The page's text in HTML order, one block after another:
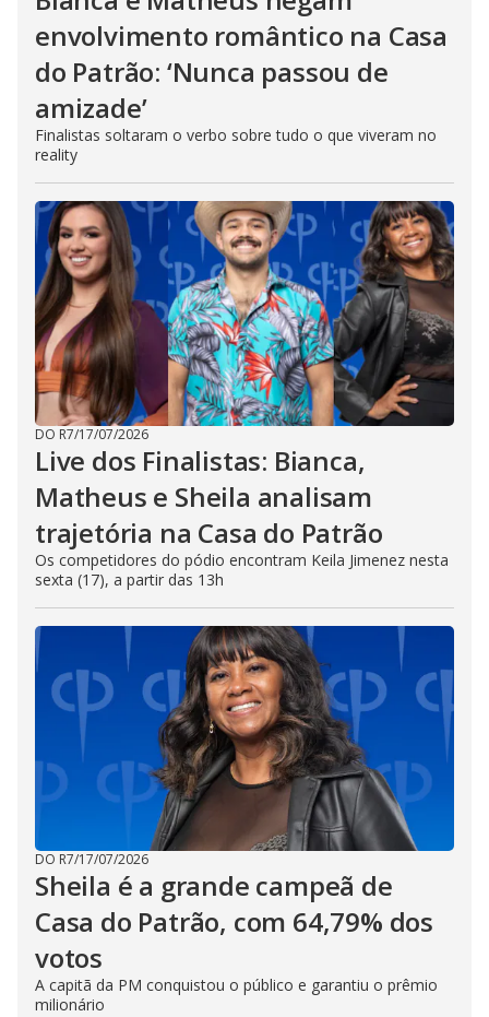
envolvimento romântico na Casa
do Patrão: ‘Nunca passou de
amizade’
Finalistas soltaram o verbo sobre tudo o que viveram no
reality
DO R7/17/07/2026
Live dos Finalistas: Bianca,
Matheus e Sheila analisam
trajetória na Casa do Patrão
Os competidores do pódio encontram Keila Jimenez nesta
sexta (17), a partir das 13h
DO R7/17/07/2026
Sheila é a grande campeã de
Casa do Patrão, com 64,79% dos
votos
A capitã da PM conquistou o público e garantiu o prêmio
milionário